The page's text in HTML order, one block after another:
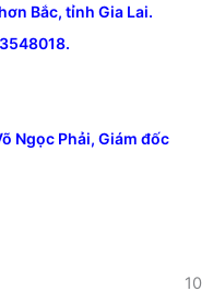
Bắc, tỉnh Gia Lai.
Ngọc Phải, Giám đốc
10